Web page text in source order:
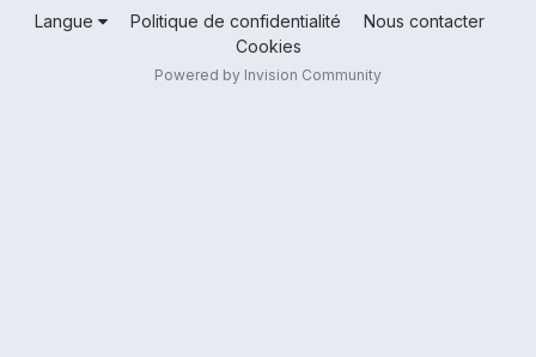
Langue Politique de confidentialité
Nous contacter
Cookies
Powered by Invision Community